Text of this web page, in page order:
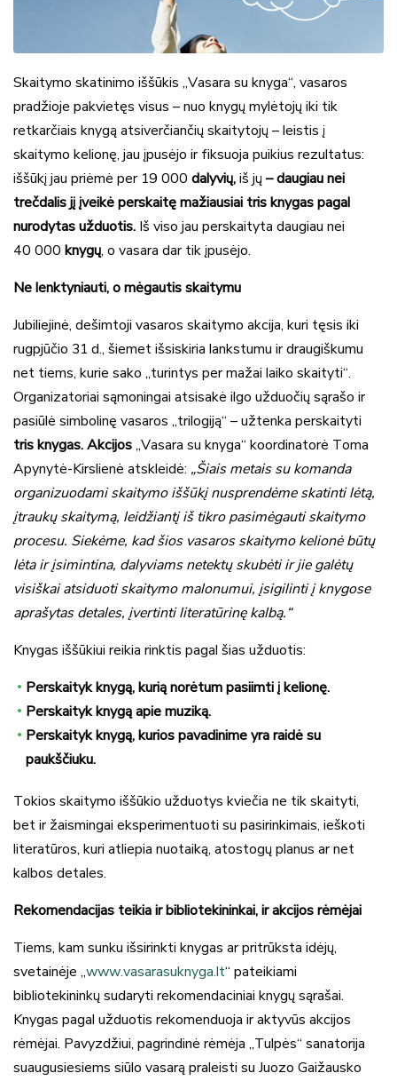
Skaitymo skatinimo iššūkis „Vasara su knyga“, vasaros
pradžioje pakvietęs visus – nuo knygų mylėtojų iki tik
retkarčiais knygą atsiverčiančių skaitytojų – leistis į
skaitymo kelionę, jau įpusėjo ir fiksuoja puikius rezultatus:
iššūkį jau priėmė per 19 000 dalyvių,iš jų – daugiau nei
trečdalis jį įveikė perskaitę mažiausiai tris knygas pagal
nurodytas užduotis. Iš viso jau perskaityta daugiau nei
40 000 knygų, o vasara dar tik įpusėjo.
Ne lenktyniauti, o mėgautis skaitymu
Jubiliejinė, dešimtoji vasaros skaitymo akcija, kuri tęsis iki
rugpjūčio 31 d., šiemet išsiskiria lankstumu ir draugiškumu
net tiems, kurie sako „turintys per mažai laiko skaityti“.
Organizatoriai sąmoningai atsisakė ilgo užduočių sąrašo ir
pasiūlė simbolinę vasaros „trilogiją“ – užtenka perskaityti
tris knygas. Akcijos„Vasara su knyga“ koordinatorė Toma
Apynytė-Kirslienė atskleidė: „Šiais metais su komanda
organizuodami skaitymo iššūkį nusprendėme skatinti lėtą,
įtraukų skaitymą, leidžiantį iš tikro pasimėgauti skaitymo
procesu. Siekėme, kad šios vasaros skaitymo kelionė būtų
lėta ir įsimintina, dalyviams netektų skubėti ir jie galėtų
visiškai atsiduoti skaitymo malonumui, įsigilinti į knygose
aprašytas detales, įvertinti literatūrinę kalbą.“
Knygas iššūkiui reikia rinktis pagal šias užduotis:
Perskaityk knygą, kurią norėtum pasiimti į kelionę.
Perskaityk knygą apie muziką.
Perskaityk knygą, kurios pavadinime yra raidė su
paukščiuku.
Tokios skaitymo iššūkio užduotys kviečia ne tik skaityti,
bet ir žaismingai eksperimentuoti su pasirinkimais, ieškoti
literatūros, kuri atliepia nuotaiką, atostogų planus ar net
kalbos detales.
Rekomendacijas teikia ir bibliotekininkai, ir akcijos rėmėjai
Tiems, kam sunku išsirinkti knygas ar pritrūksta idėjų,
svetainėje „www.vasarasuknyga.lt“ pateikiami
bibliotekininkų sudaryti rekomendaciniai knygų sąrašai.
Knygas pagal užduotis rekomenduoja ir aktyvūs akcijos
rėmėjai. Pavyzdžiui, pagrindinė rėmėja „Tulpės“ sanatorija
suaugusiesiems siūlo vasarą praleisti su Juozo Gaižausko